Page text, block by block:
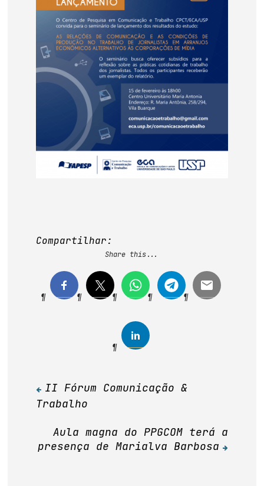
Compartilhar:
Share this...
Navegação
de
Post
II Fórum Comunicação &
Trabalho
Aula magna do PPGCOM terá a
presença de Marialva Barbosa